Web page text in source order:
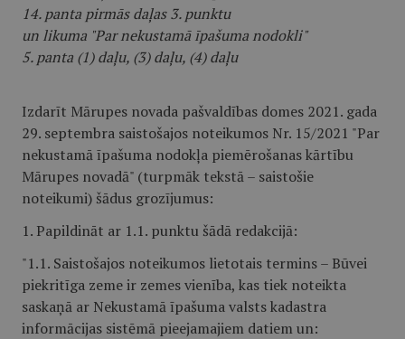
14. panta pirmās daļas 3. punktu
un likuma "Par nekustamā īpašuma nodokli"
5. panta (1) daļu, (3) daļu, (4) daļu
Izdarīt Mārupes novada pašvaldības domes 2021. gada
29. septembra saistošajos noteikumos Nr. 15/2021 "Par
nekustamā īpašuma nodokļa piemērošanas kārtību
Mārupes novadā" (turpmāk tekstā – saistošie
noteikumi) šādus grozījumus:
1. Papildināt ar 1.1. punktu šādā redakcijā:
"1.1. Saistošajos noteikumos lietotais termins – Būvei
piekritīga zeme ir zemes vienība, kas tiek noteikta
saskaņā ar Nekustamā īpašuma valsts kadastra
informācijas sistēmā pieejamajiem datiem un: